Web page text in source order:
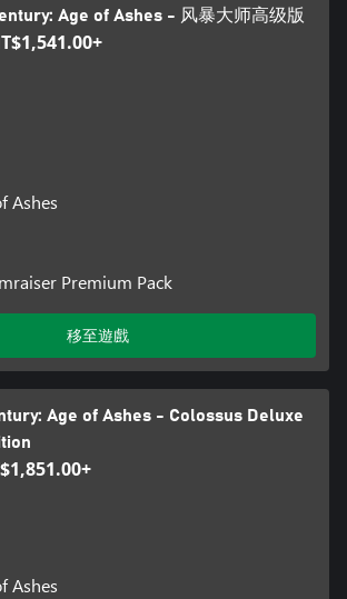
Age of Ashes - 风暴大师高级版
Ashes
Premium Pack
移至遊戲
Age of Ashes - Colossus Deluxe
Ashes